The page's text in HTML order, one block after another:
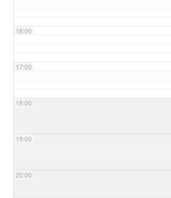
16:00
17:00
18:00
19:00
20:00